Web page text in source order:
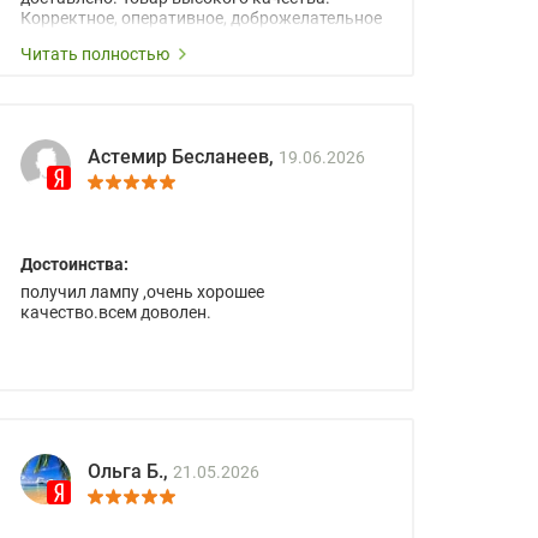
Корректное, оперативное, доброжелательное
Читать полностью
Астемир Бесланеев, 19.06.2026
Достоинства:
получил лампу ,очень хорошее
качество.всем доволен.
Ольга Б., 21.05.2026